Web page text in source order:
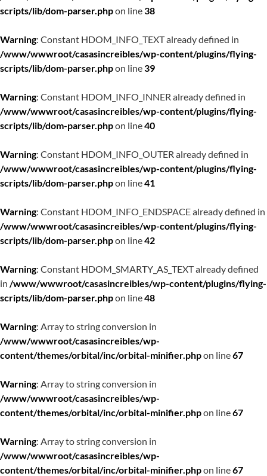
scripts/lib/dom-parser.phpon line38
Warning: Constant HDOM_INFO_TEXT already defined in
/www/wwwroot/casasincreibles/wp-content/plugins/flying-
scripts/lib/dom-parser.phpon line39
Warning: Constant HDOM_INFO_INNER already defined in
/www/wwwroot/casasincreibles/wp-content/plugins/flying-
scripts/lib/dom-parser.phpon line40
Warning: Constant HDOM_INFO_OUTER already defined in
/www/wwwroot/casasincreibles/wp-content/plugins/flying-
scripts/lib/dom-parser.phpon line41
Warning: Constant HDOM_INFO_ENDSPACE already defined in
/www/wwwroot/casasincreibles/wp-content/plugins/flying-
scripts/lib/dom-parser.phpon line42
Warning: Constant HDOM_SMARTY_AS_TEXT already defined
in /www/wwwroot/casasincreibles/wp-content/plugins/flying-
scripts/lib/dom-parser.phpon line48
Warning: Array to string conversion in
/www/wwwroot/casasincreibles/wp-
content/themes/orbital/inc/orbital-minifier.phpon line67
Warning: Array to string conversion in
/www/wwwroot/casasincreibles/wp-
content/themes/orbital/inc/orbital-minifier.phpon line67
Warning: Array to string conversion in
/www/wwwroot/casasincreibles/wp-
content/themes/orbital/inc/orbital-minifier.phpon line67